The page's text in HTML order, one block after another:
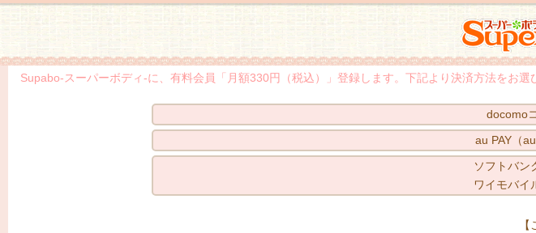
スーパーボディ
Supabo-スーパーボディ-に、有料会員「月額330円（税込）」登録します。下記より決済方法をお選
docomo
au PAY（
ソフトバン
ワイモバイ
【